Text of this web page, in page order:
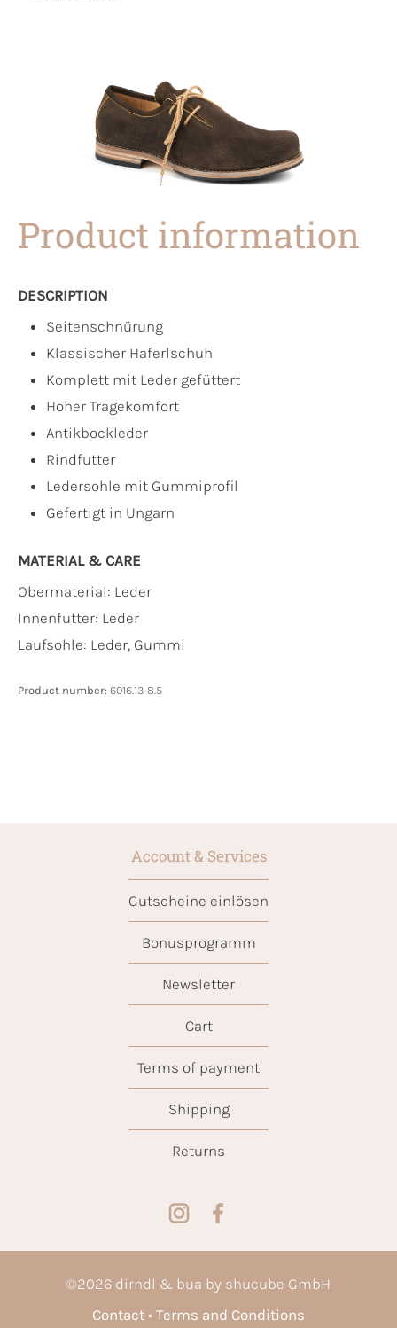
Product information
DESCRIPTION
Seitenschnürung
Klassischer Haferlschuh
Komplett mit Leder gefüttert
Hoher Tragekomfort
Antikbockleder
Rindfutter
Ledersohle mit Gummiprofil
Gefertigt in Ungarn
MATERIAL & CARE
Obermaterial: Leder
Innenfutter: Leder
Laufsohle: Leder, Gummi
Product number: 6016.13-8.5
Account & Services
Gutscheine einlösen
Bonusprogramm
Newsletter
Cart
Terms of payment
Shipping
Returns
©2026 dirndl & bua by shucube GmbH
Contact
Terms and Conditions